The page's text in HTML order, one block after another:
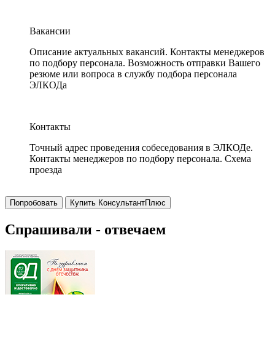
Вакансии
Описание актуальных вакансий. Контакты менеджеров
по подбору персонала. Возможность отправки Вашего
резюме или вопроса в службу подбора персонала
ЭЛКОДа
Контакты
Точный адрес проведения собеседования в ЭЛКОДе.
Контакты менеджеров по подбору персонала. Схема
проезда
Попробовать Купить КонсультантПлюс
Спрашивали - отвечаем